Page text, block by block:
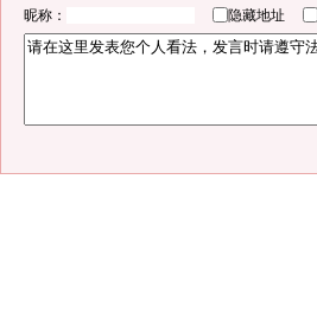
昵称： 隐藏地址